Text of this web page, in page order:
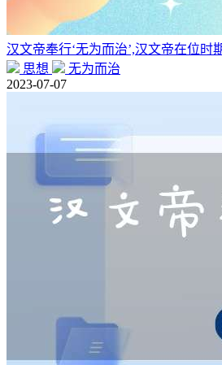
汉文帝奉行‘无为而治’,汉文帝在位时
思想
无为而治
2023-07-07